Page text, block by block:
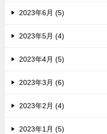
2023年6月 (5)
2023年5月 (4)
2023年4月 (5)
2023年3月 (6)
2023年2月 (4)
2023年1月 (5)